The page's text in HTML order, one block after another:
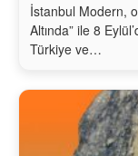
İstanbul Modern,
Altında” ile 8
Türkiye ve…